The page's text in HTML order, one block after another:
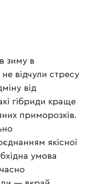
зиму в
відчули стресу
від
гібриди краще
приморозків.
якісної
умова